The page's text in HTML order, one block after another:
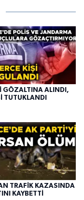
GÖZALTINA ALINDI,
TUTUKLANDI
TRAFİK KAZASINDA
KAYBETTİ